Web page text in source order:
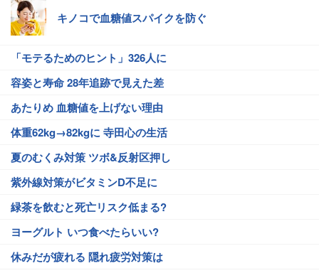
キノコで血糖値スパイクを防ぐ
「モテるためのヒント」326人に
容姿と寿命 28年追跡で見えた差
あたりめ 血糖値を上げない理由
体重62kg→82kgに 寺田心の生活
夏のむくみ対策 ツボ&反射区押し
紫外線対策がビタミンD不足に
緑茶を飲むと死亡リスク低まる?
ヨーグルト いつ食べたらいい?
休みだが疲れる 隠れ疲労対策は